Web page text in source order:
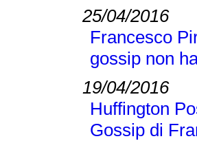
25/04/2016
Francesco
gossip non
19/04/2016
Huffington
Gossip di